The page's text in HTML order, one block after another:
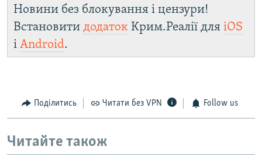
Новини без блокування і цензури!
Встановити додаток Крим.Реалії для iOS
і Android.
Поділитись Читати без VPN Follow us
Читайте також